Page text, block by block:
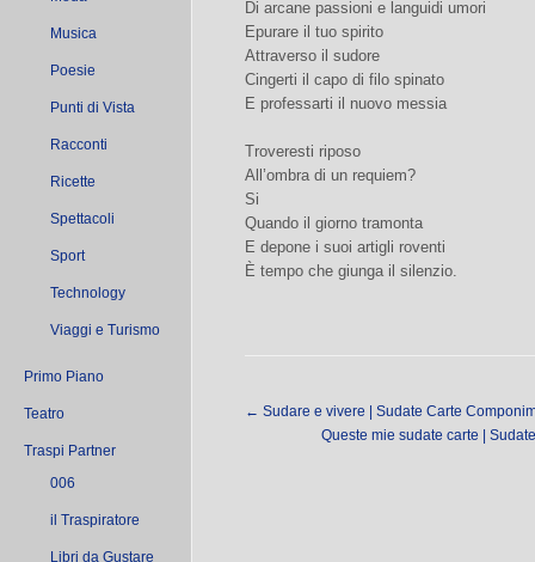
Musica
Poesie
Punti di Vista
Racconti
Ricette
Spettacoli
Sport
Technology
Viaggi e Turismo
Primo Piano
Teatro
Traspi Partner
006
il Traspiratore
Libri da Gustare
Di arcane passioni e languidi umori
Epurare il tuo spirito
Attraverso il sudore
Cingerti il capo di filo spinato
E professarti il nuovo messia
Troveresti riposo
All’ombra di un requiem?
Si
Quando il giorno tramonta
E depone i suoi artigli roventi
È tempo che giunga il silenzio.
← Sudare e vivere | Sudate Carte
Queste mie sudate carte |